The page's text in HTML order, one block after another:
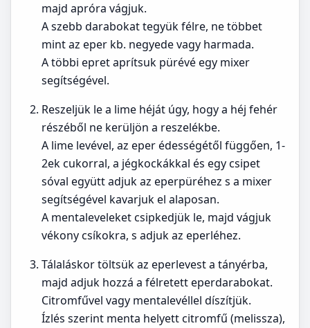
majd apróra vágjuk.
A szebb darabokat tegyük félre, ne többet
mint az eper kb. negyede vagy harmada.
A többi epret aprítsuk pürévé egy mixer
segítségével.
Reszeljük le a lime héját úgy, hogy a héj fehér
részéből ne kerüljön a reszelékbe.
A lime levével, az eper édességétől függően, 1-
2ek cukorral, a jégkockákkal és egy csipet
sóval együtt adjuk az eperpüréhez s a mixer
segítségével kavarjuk el alaposan.
A mentaleveleket csipkedjük le, majd vágjuk
vékony csíkokra, s adjuk az eperléhez.
Tálaláskor töltsük az eperlevest a tányérba,
majd adjuk hozzá a félretett eperdarabokat.
Citromfűvel vagy mentalevéllel díszítjük.
Ízlés szerint menta helyett citromfű (melissza),